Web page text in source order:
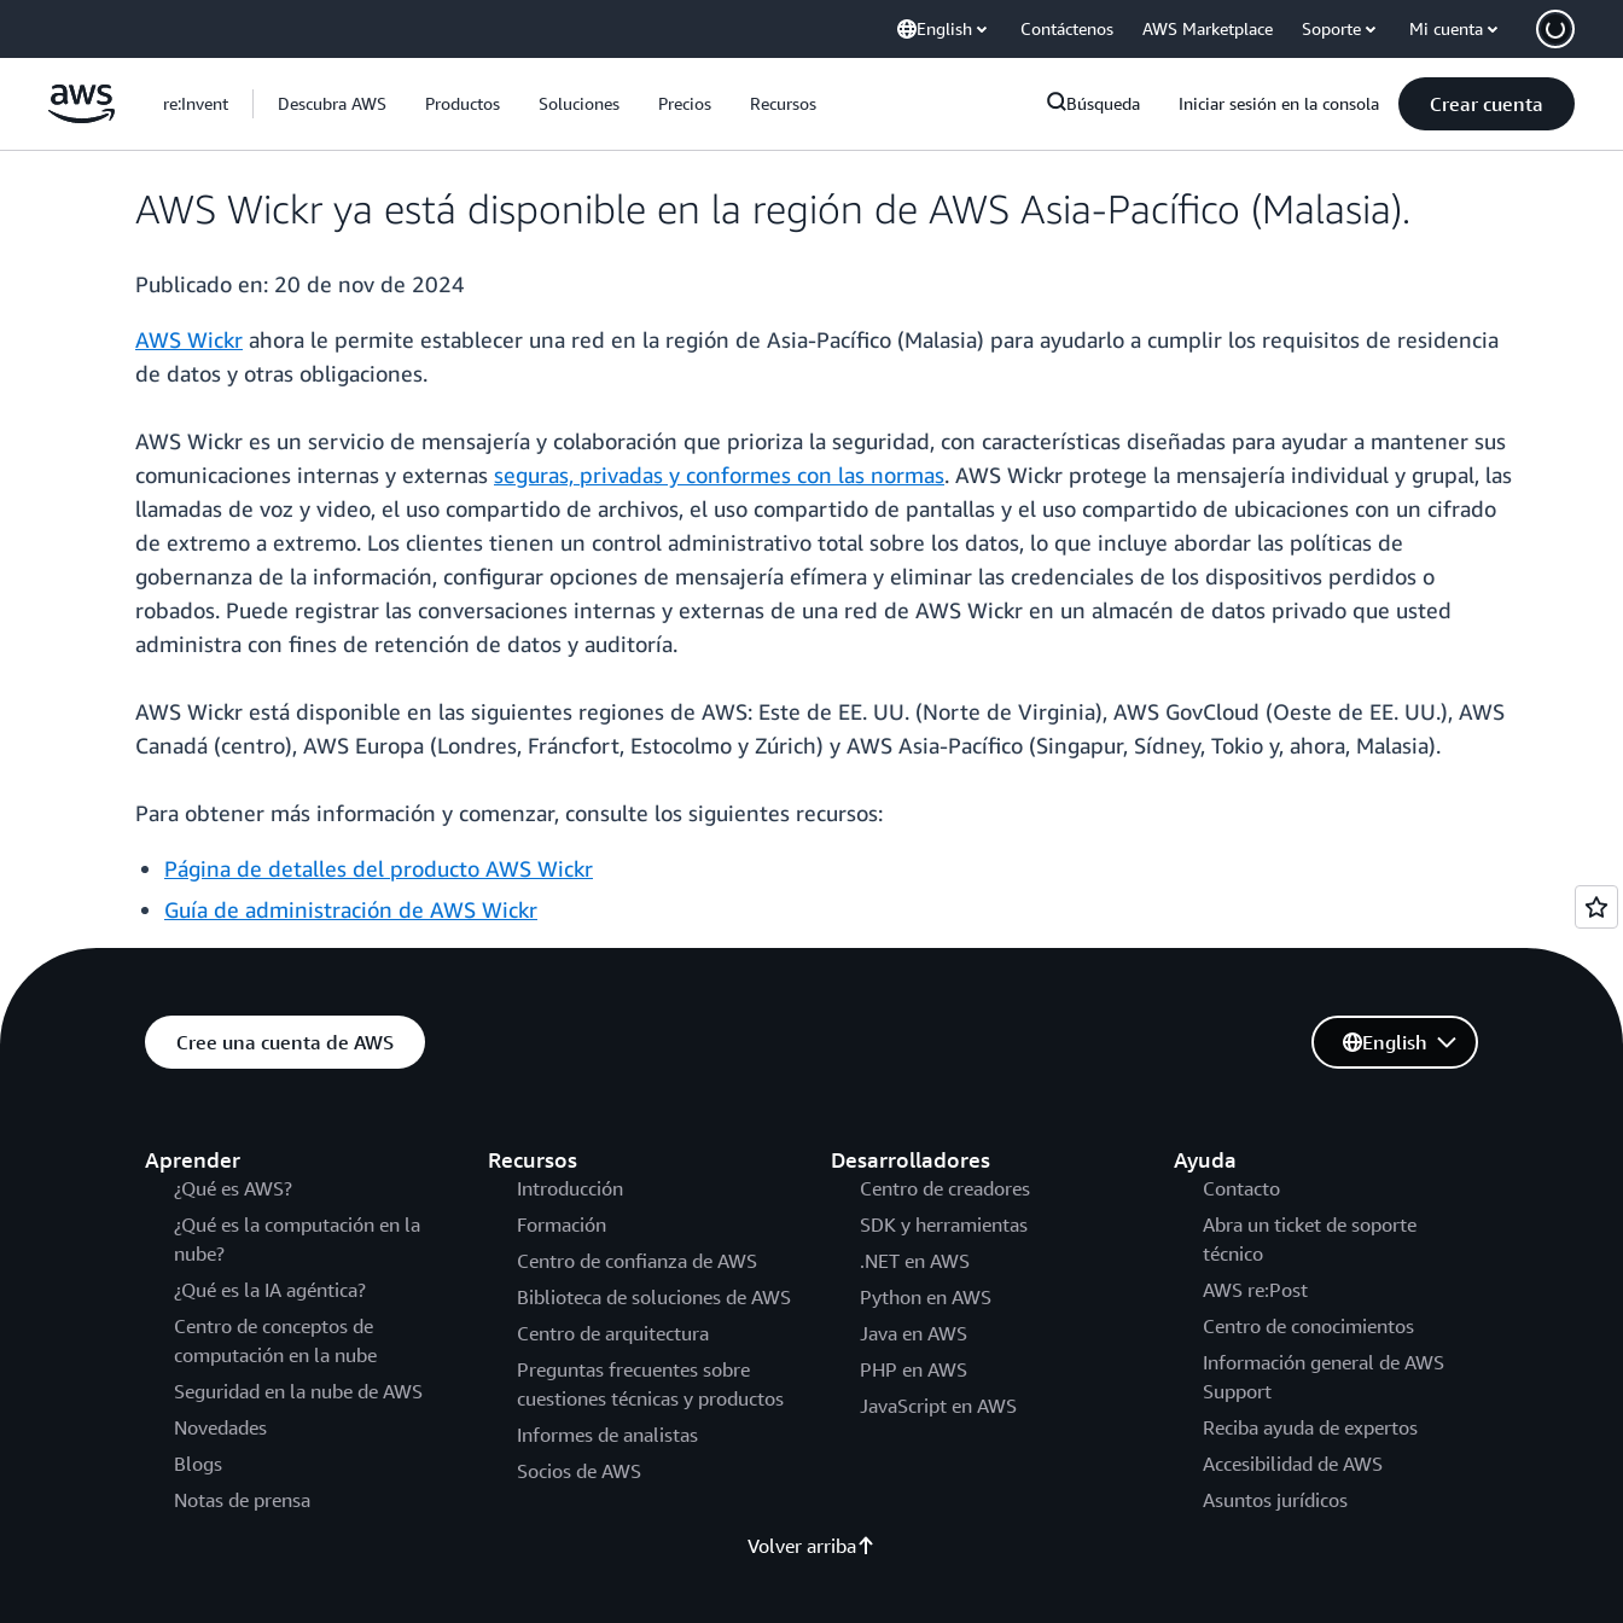
English Contáctenos AWS Marketplace Soporte Mi cuenta
re:Invent Descubra AWS Productos Soluciones Precios Recursos Búsqueda Iniciar sesión en la consola Crear cuenta
AWS Wickr ya está disponible en la región de AWS Asia-Pacífico (Malasia).
Publicado en: 20 de nov de 2024
AWS Wickr ahora le permite establecer una red en la región de Asia-Pacífico (Malasia) para ayudarlo a cumplir los requisitos de residencia
de datos y otras obligaciones.
AWS Wickr es un servicio de mensajería y colaboración que prioriza la seguridad, con características diseñadas para ayudar a mantener sus
comunicaciones internas y externas seguras, privadas y conformes con las normas. AWS Wickr protege la mensajería individual y grupal, las
llamadas de voz y video, el uso compartido de archivos, el uso compartido de pantallas y el uso compartido de ubicaciones con un cifrado
de extremo a extremo. Los clientes tienen un control administrativo total sobre los datos, lo que incluye abordar las políticas de
gobernanza de la información, configurar opciones de mensajería efímera y eliminar las credenciales de los dispositivos perdidos o
robados. Puede registrar las conversaciones internas y externas de una red de AWS Wickr en un almacén de datos privado que usted
administra con fines de retención de datos y auditoría.
AWS Wickr está disponible en las siguientes regiones de AWS: Este de EE. UU. (Norte de Virginia), AWS GovCloud (Oeste de EE. UU.), AWS
Canadá (centro), AWS Europa (Londres, Fráncfort, Estocolmo y Zúrich) y AWS Asia-Pacífico (Singapur, Sídney, Tokio y, ahora, Malasia).
Para obtener más información y comenzar, consulte los siguientes recursos:
Página de detalles del producto AWS Wickr
Guía de administración de AWS Wickr
Cree una cuenta de AWS
Aprender
¿Qué es AWS?
¿Qué es la computación en la
nube?
¿Qué es la IA agéntica?
Centro de conceptos de
computación en la nube
Seguridad en la nube de AWS
Novedades
Blogs
Notas de prensa
Recursos
Introducción
Formación
Centro de confianza de AWS
Biblioteca de soluciones de AWS
Centro de arquitectura
Preguntas frecuentes sobre
cuestiones técnicas y productos
Informes de analistas
Socios de AWS
Desarrolladores
Centro de creadores
SDK y herramientas
.NET en AWS
Python en AWS
Java en AWS
PHP en AWS
JavaScript en AWS
Ayuda
Contacto
Abra un ticket de soporte
técnico
AWS re:Post
Centro de conocimientos
Información general de AWS
Support
Reciba ayuda de expertos
Accesibilidad de AWS
Asuntos jurídicos
English
Volver arriba